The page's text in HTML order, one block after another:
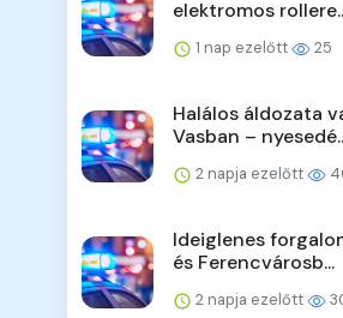
elektromos
1 nap ezelőtt 25
Halálos áldozata
Vasban –
2 napja ezelőtt
Ideiglenes
és Ferencvárosb...
2 napja ezelőtt